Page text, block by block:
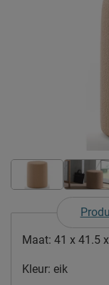
Maat: 41 x 41.5
Kleur: eik